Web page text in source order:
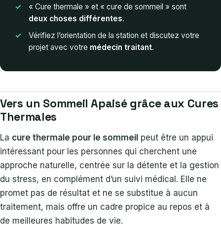
« Cure thermale » et « cure de sommeil » sont
deux choses différentes.
Vérifiez l’orientation de la station et discutez votre
projet avec votre médecin traitant.
Vers un Sommeil Apaisé grâce aux Cures
Thermales
La cure thermale pour le sommeil peut être un appui
intéressant pour les personnes qui cherchent une
approche naturelle, centrée sur la détente et la gestion
du stress, en complément d’un suivi médical. Elle ne
promet pas de résultat et ne se substitue à aucun
traitement, mais offre un cadre propice au repos et à
de meilleures habitudes de vie.